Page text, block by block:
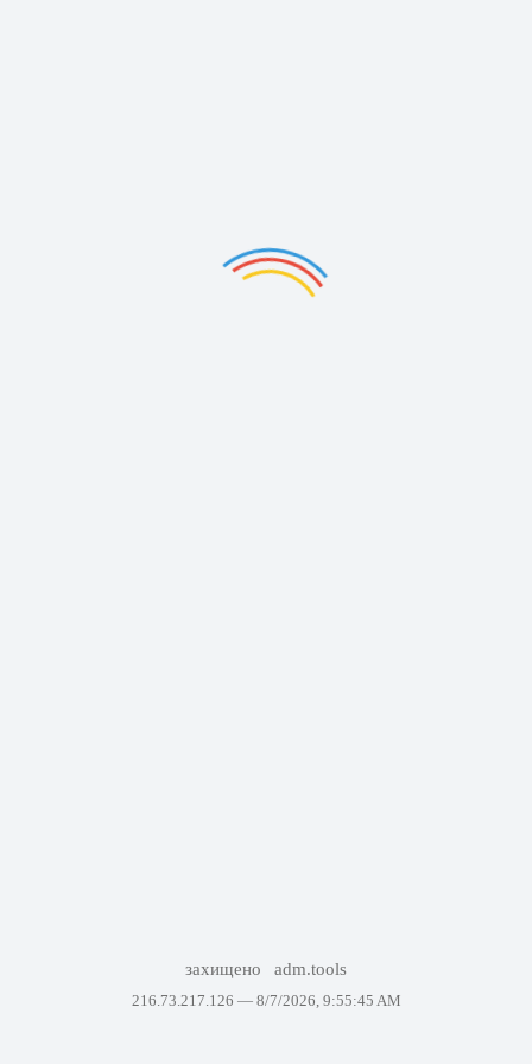
захищено adm.tools
216.73.217.126 — 8/7/2026, 9:55:45 AM